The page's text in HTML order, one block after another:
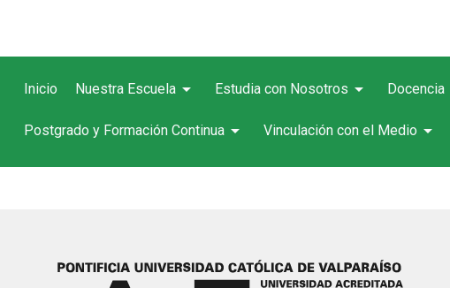
Inicio Nuestra Escuela arrow_drop_down Estudia con Nosotros arrow_drop_down Docencia
Postgrado y Formación Continua arrow_drop_down Vinculación con el Medio arrow_drop_down